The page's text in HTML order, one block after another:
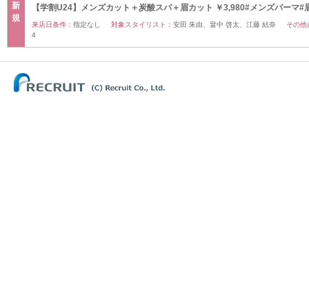
新
規
【学割U24】メンズカット＋炭酸スパ＋眉カット ￥3,980#メンズパーマ#
来店日条件： 指定なし 対象スタイリスト： 安田 朱由、畠中 啓太、江藤 結奈
その他
4